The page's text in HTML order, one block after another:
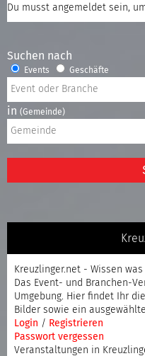
Du musst angemeldet sein,
Suchen nach
Events Geschäfte
in (Gemeinde)
Kreuzlinger.net - Wissen was
Das Event- und Branchen-
Umgebung. Hier findet Ihr
Bilder sowie ein
Login / Registrieren
Passwort vergessen
Veranstaltungen in